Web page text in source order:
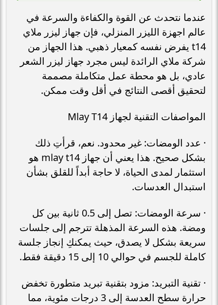
عندما نتحدث عن القوة والكفاءة والسرعة في
عالم اجهزة الليزر المنزلي، فإن جهاز ليزر ملاي
t14 يفرض نفسه كمعيار ذهبي. هذا الجهاز من
شركة ملاي الرائدة ليس مجرد جهاز ليزر الشعر
عادي، بل هو محطة عمل متكاملة مصممة
لتحقيق أقصى النتائج في أقل وقت ممكن.
المواصفات التقنية لجهاز Mlay T14
· عدد الومضات: غير محدود. نعم، قرأتِ ذلك
بشكل صحيح. هذا يعني أن جهاز mlay t14 هو
استثمار لمدى الحياة، لا حاجة أبداً للقلق بشأن
استبدال العدسات.
· سرعة الومضات: تصل إلى 0.5 ثانية بين كل
ومضة. هذه السرعة المذهلة تترجم إلى جلسات
سريعة بشكل لا يصدق، حيث يمكنكِ إنجاز جلسة
كاملة للجسم في حوالي 10 إلى 15 دقيقة فقط.
· تقنية التبريد: مزود بتقنية تبريد متطورة تخفض
حرارة سطح العدسة إلى 3 درجات مئوية، مما